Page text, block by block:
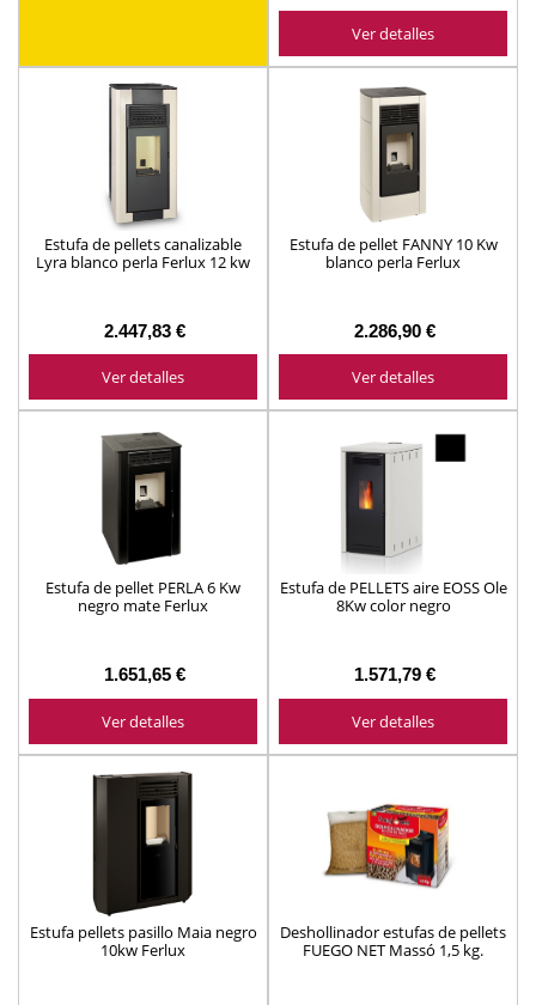
Ver detalles
Estufa de pellets canalizable
Lyra blanco perla Ferlux 12 kw
2.447,83 €
Ver detalles
Estufa de pellet FANNY 10 Kw
blanco perla Ferlux
2.286,90 €
Ver detalles
Estufa de pellet PERLA 6 Kw
negro mate Ferlux
1.651,65 €
Ver detalles
Estufa de PELLETS aire EOSS Ole
8Kw color negro
1.571,79 €
Ver detalles
Estufa pellets pasillo Maia negro
10kw Ferlux
Deshollinador estufas de pellets
FUEGO NET Massó 1,5 kg.